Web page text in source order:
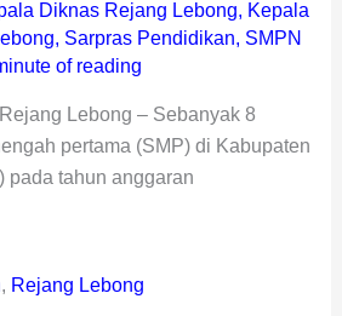
Diknas Rejang Lebong, Kepala
, Sarpras Pendidikan, SMPN
of reading
Lebong – Sebanyak 8
pertama (SMP) di Kabupaten
pada tahun anggaran
, Rejang Lebong